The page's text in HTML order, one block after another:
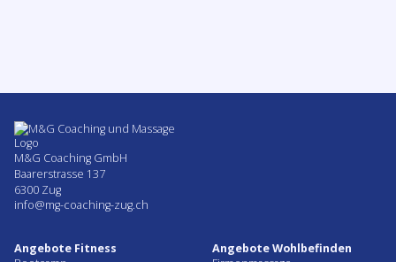
M&G Coaching GmbH
Baarerstrasse 137
6300 Zug
info@mg-coaching-zug.ch
Angebote Fitness
Angebote Wohlbefinden